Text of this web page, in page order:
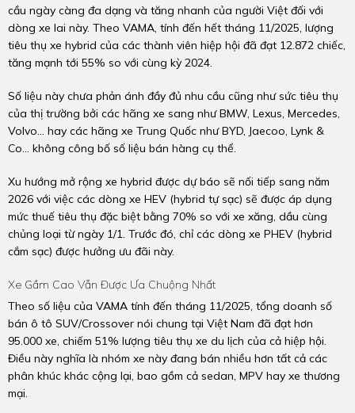
cầu ngày càng đa dạng và tăng nhanh của người Việt đối với
dòng xe lai này. Theo VAMA, tính đến hết tháng 11/2025, lượng
tiêu thụ xe hybrid của các thành viên hiệp hội đã đạt 12.872 chiếc,
tăng mạnh tới 55% so với cùng kỳ 2024.
Số liệu này chưa phản ánh đầy đủ nhu cầu cũng như sức tiêu thụ
của thị trường bởi các hãng xe sang như BMW, Lexus, Mercedes,
Volvo... hay các hãng xe Trung Quốc như BYD, Jaecoo, Lynk &
Co... không công bố số liệu bán hàng cụ thể.
Xu hướng mở rộng xe hybrid được dự báo sẽ nối tiếp sang năm
2026 với việc các dòng xe HEV (hybrid tự sạc) sẽ được áp dụng
mức thuế tiêu thụ đặc biệt bằng 70% so với xe xăng, dầu cùng
chủng loại từ ngày 1/1. Trước đó, chỉ các dòng xe PHEV (hybrid
cắm sạc) được hưởng ưu đãi này.
Xe Gầm Cao Vẫn Được Ưa Chuộng Nhất
Theo số liệu của VAMA tính đến tháng 11/2025, tổng doanh số
bán ô tô SUV/Crossover nói chung tại Việt Nam đã đạt hơn
95.000 xe, chiếm 51% lượng tiêu thụ xe du lịch của cả hiệp hội.
Điều này nghĩa là nhóm xe này đang bán nhiều hơn tất cả các
phân khúc khác cộng lại, bao gồm cả sedan, MPV hay xe thương
mại.